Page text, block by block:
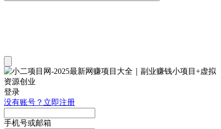
登录
没有账号？立即注册
手机号或邮箱